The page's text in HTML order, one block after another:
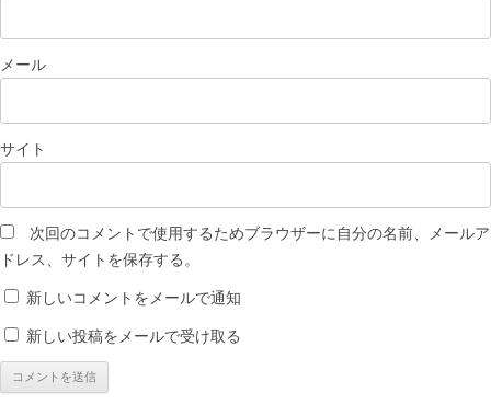
メール
サイト
次回のコメントで使用するためブラウザーに自分の名前、メールア
ドレス、サイトを保存する。
新しいコメントをメールで通知
新しい投稿をメールで受け取る